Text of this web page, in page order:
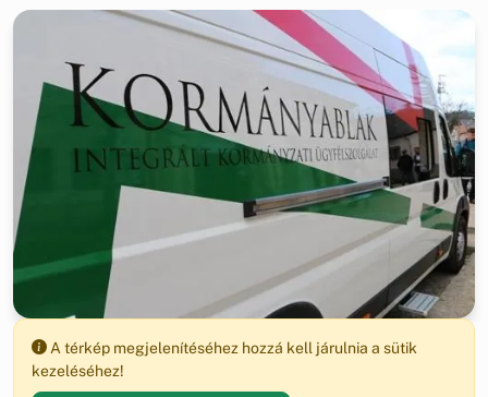
A térkép megjelenítéséhez hozzá kell járulnia a sütik
kezeléséhez!